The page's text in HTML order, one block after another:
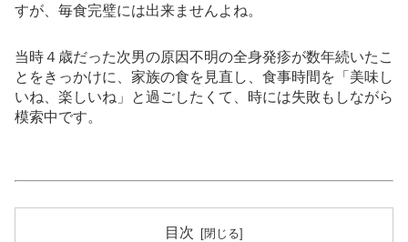
すが、毎食完璧には出来ませんよね。
当時４歳だった次男の原因不明の全身発疹が数年続いたこ
とをきっかけに、家族の食を見直し、食事時間を「美味し
いね、楽しいね」と過ごしたくて、時には失敗もしながら
模索中です。
目次